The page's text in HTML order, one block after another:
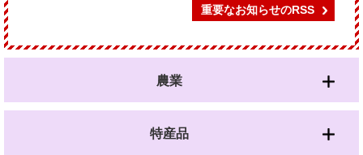
重要なお知らせのRSS
農業
特産品